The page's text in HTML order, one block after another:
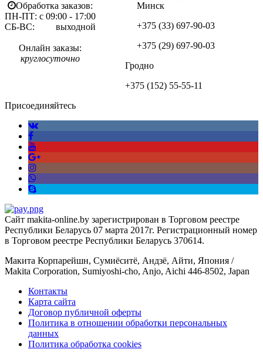
Обработка заказов:
ПН-ПТ: с 09:00 - 17:00
СБ-ВС: выходной
Онлайн заказы:
круглосуточно
Минск
+375 (33) 697-90-03
+375 (29) 697-90-03
Гродно
+375 (152) 55-55-11
Присоединяйтесь
Сайт makita-online.by зарегистрирован в Торговом реестре
Республики Беларусь 07 марта 2017г. Регистрационный номер
в Торговом реестре Республики Беларусь 370614.
Макита Корпарейшн, Сумиёситё, Андзё, Айти, Япония /
Makita Corporation, Sumiyoshi-cho, Anjo, Aichi 446-8502, Japan
Контакты
Карта сайта
Договор публичной оферты
Политика в отношении обработки персональных
данных
Политика обработка cookies